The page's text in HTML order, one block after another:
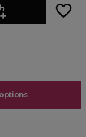
favorite_border